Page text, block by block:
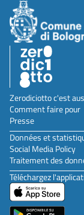
Zerodiciotto c'est
Comment faire pour
Presse
Données et
Social Media Policy
Traitement des
Téléchargez